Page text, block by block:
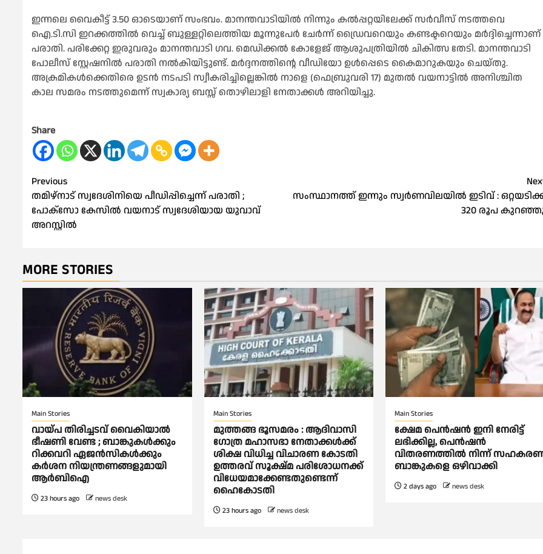
ഇന്നലെ വൈകീട്ട് 3.50 ഓടെയാണ് സംഭവം. മാനന്തവാടിയിൽ നിന്നും കൽപ്പറ്റയിലേക്ക് സർവീസ് നടത്തവെ
ഐ.ടി.സി ഇറക്കത്തിൽ വെച്ച് ബുള്ളറ്റിലെത്തിയ മൂന്നുപേർ ചേർന്ന് ഡ്രൈവറെയും കണ്ടക്ടറെയും മർദ്ദിച്ചെന്നാണ്
പരാതി. പരിക്കേറ്റ ഇരുവരും മാനന്തവാടി ഗവ. മെഡിക്കൽ കോളേജ് ആശുപത്രിയിൽ ചികിത്സ തേടി. മാനന്തവാടി
പോലീസ് സ്റ്റേഷനിൽ പരാതി നൽകിയിട്ടുണ്ട്. മർദ്ദനത്തിന്റെ വീഡിയോ ഉൾപ്പെടെ കൈമാറുകയും ചെയ്തു.
അക്രമികൾക്കെതിരെ ഉടൻ നടപടി സ്വീകരിച്ചില്ലെങ്കിൽ നാളെ (ഫെബ്രുവരി 17) മുതൽ വയനാട്ടിൽ അനിശ്ചിത
കാല സമരം നടത്തുമെന്ന് സ്വകാര്യ ബസ്സ് തൊഴിലാളി നേതാക്കൾ അറിയിച്ചു.
Share
Post
navigation
Previous
തമിഴ്‌നാട് സ്വദേശിനിയെ പീഡിപ്പിച്ചെന്ന് പരാതി ;
പോക്സോ കേസിൽ വയനാട് സ്വദേശിയായ യുവാവ്
അറസ്റ്റിൽ
സംസ്ഥാനത്ത് ഇന്നും സ്വർണവിലയിൽ ഇടിവ് :
320 രൂപ
MORE STORIES
Main Stories
വായ്പ തിരിച്ചടവ് വൈകിയാല്‍
ഭീഷണി വേണ്ട ; ബാങ്കുകള്‍ക്കും
റിക്കവറി ഏജൻസികള്‍ക്കും
കര്‍ശന നിയന്ത്രണങ്ങളുമായി
ആര്‍ബിഐ
23 hours ago news desk
Main Stories
മുത്തങ്ങ ഭൂസമരം : ആദിവാസി
ഗോത്ര മഹാസഭാ നേതാക്കള്‍ക്ക്
ശിക്ഷ വിധിച്ച വിചാരണ കോടതി
ഉത്തരവ് സൂക്ഷ്മ പരിശോധനക്ക്
വിധേയമാക്കേണ്ടതുണ്ടെന്ന്
ഹൈകോടതി
23 hours ago news desk
Main Stories
ക്ഷേമ പെൻഷൻ ഇനി നേരിട്ട്
ലഭിക്കില്ല, പെൻഷൻ
വിതരണത്തില്‍ നിന്ന്
ബാങ്കുകളെ ഒഴിവാക്കി
2 days ago news desk